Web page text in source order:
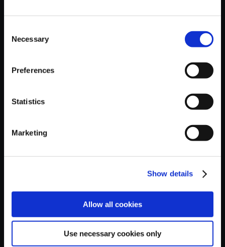
Selection
Necessary
Preferences
Statistics
Marketing
Show details
Allow all cookies
Use necessary cookies only
おすすめ商品